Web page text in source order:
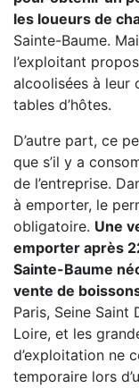
les loueurs de
Sainte-Baume.
l’exploitant
alcoolisées à leur
tables d’hôtes.
D’autre part, ce
que s’il y a
de l’entreprise.
à emporter, le
obligatoire. Une
emporter après
Sainte-Baume
vente de
Paris, Seine Saint
Loire, et les
d’exploitation ne
temporaire lors